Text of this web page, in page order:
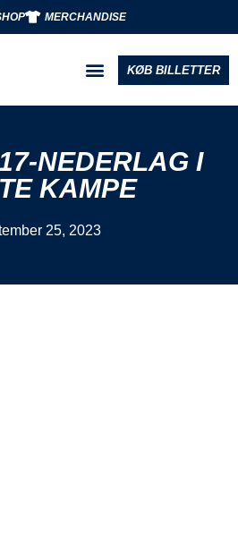
MERCHANDISE
KØB BILLETTER
NEDERLAG I
KAMPE
25, 2023